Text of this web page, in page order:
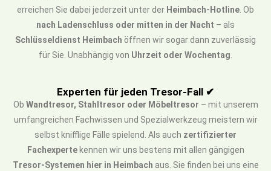
erreichen Sie dabei jederzeit unter der Heimbach-Hotline . Ob
nach Ladenschluss oder mitten in der Nacht – als
Schlüsseldienst Heimbach öffnen wir sogar dann zuverlässig
für Sie. Unabhängig von Uhrzeit oder Wochentag
Experten für jeden Tresor-Fall ✔
Ob Wandtresor, Stahltresor oder Möbeltresor – mit unserem
umfangreichen Fachwissen und Spezialwerkzeug meistern wir
selbst knifflige Fälle spielend. Als auch zertifizierter
Fachexpertekennen wir uns bestens mit allen gängigen
Tresor-Systemen hier in Heimbach aus. Sie finden bei uns eine